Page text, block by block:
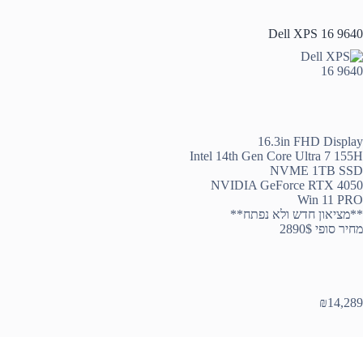
Dell XPS 16 9640
16.3in FHD Display
Intel 14th Gen Core Ultra 7 155H
NVME 1TB SSD
NVIDIA GeForce RTX 4050
Win 11 PRO
**מציאון חדש ולא נפתח**
מחיר סופי 2890$
₪14,289